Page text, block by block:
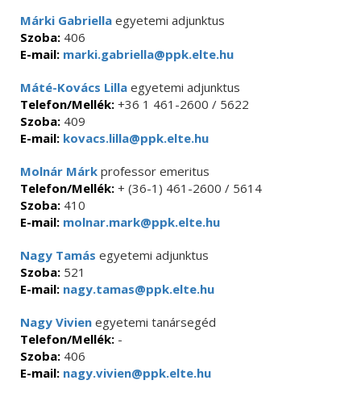
Márki Gabriella egyetemi adjunktus
Szoba: 406
E-mail: marki.gabriella@ppk.elte.hu
Máté-Kovács Lilla egyetemi adjunktus
Telefon/Mellék: +36 1 461-2600 / 5622
Szoba: 409
E-mail: kovacs.lilla@ppk.elte.hu
Molnár Márk professor emeritus
Telefon/Mellék: + (36-1) 461-2600 / 5614
Szoba: 410
E-mail: molnar.mark@ppk.elte.hu
Nagy Tamás egyetemi adjunktus
Szoba: 521
E-mail: nagy.tamas@ppk.elte.hu
Nagy Vivien egyetemi tanársegéd
Telefon/Mellék: -
Szoba: 406
E-mail: nagy.vivien@ppk.elte.hu